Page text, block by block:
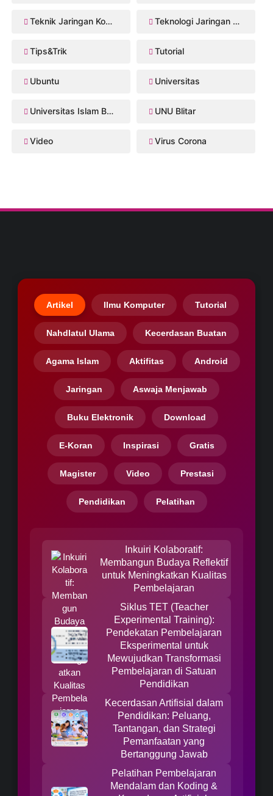
Teknik Jaringan Komputer dan Telekomunikasi Teknologi Jaringan Kabel dan Nirkabel
Tips&Trik Tutorial
Ubuntu Universitas
Universitas Islam Balitar UNU Blitar
Video Virus Corona
Artikel Ilmu Komputer Tutorial
Nahdlatul Ulama Kecerdasan Buatan
Agama Islam Aktifitas Android
Jaringan Aswaja Menjawab
Buku Elektronik Download
E-Koran Inspirasi Gratis
Magister Video Prestasi
Pendidikan Pelatihan
Inkuiri Kolaboratif:
Membangun Budaya Reflektif
untuk Meningkatkan Kualitas
Pembelajaran
Siklus TET (Teacher
Experimental Training):
Pendekatan Pembelajaran
Eksperimental untuk
Mewujudkan Transformasi
Pembelajaran di Satuan
Pendidikan
Kecerdasan Artifisial dalam
Pendidikan: Peluang,
Tantangan, dan Strategi
Pemanfaatan yang
Bertanggung Jawab
Pelatihan Pembelajaran
Mendalam dan Koding &